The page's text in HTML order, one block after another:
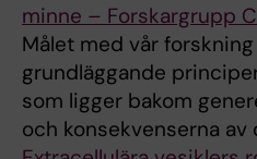
minne – Forskargrupp
Målet med vår
grundläggande
som ligger bakom
och konsekvenserna